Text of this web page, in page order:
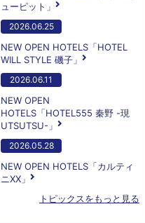
ューピット」
2026.06.25
NEW OPEN HOTELS「HOTEL
WILL STYLE 磯子」
2026.06.11
NEW OPEN
HOTELS「HOTEL555 秦野 -現
UTSUTSU-」
2026.05.28
NEW OPEN HOTELS「カルティ
ニXX」
トピックスをもっと見る